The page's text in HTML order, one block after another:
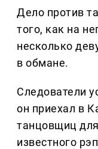
Дело против
того, как на
несколько
в обмане.
Следователи
он приехал в
танцовщиц
известного